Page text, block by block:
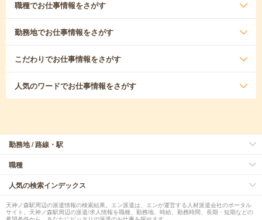
職種でお仕事情報をさがす
勤務地でお仕事情報をさがす
こだわりでお仕事情報をさがす
人気のワードでお仕事情報をさがす
勤務地 / 路線・駅
職種
人気の検索インデックス
天神ノ森駅周辺の派遣情報の検索結果。エン派遣は、エンが運営する人材派遣会社のポータル
サイト。天神ノ森駅周辺の派遣/求人情報を職種、勤務地、時給、勤務時間、長期・短期などの